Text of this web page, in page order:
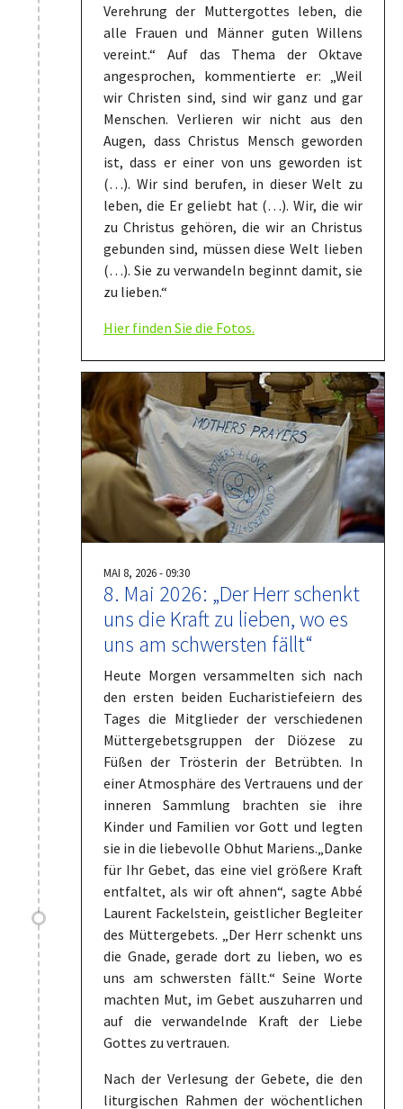
Verehrung der Muttergottes leben, die
alle Frauen und Männer guten Willens
vereint.“ Auf das Thema der Oktave
angesprochen, kommentierte er: „Weil
wir Christen sind, sind wir ganz und gar
Menschen. Verlieren wir nicht aus den
Augen, dass Christus Mensch geworden
ist, dass er einer von uns geworden ist
(…). Wir sind berufen, in dieser Welt zu
leben, die Er geliebt hat (…). Wir, die wir
zu Christus gehören, die wir an Christus
gebunden sind, müssen diese Welt lieben
(…). Sie zu verwandeln beginnt damit, sie
zu lieben.“
Hier finden Sie die Fotos.
MAI 8, 2026 - 09:30
8. Mai 2026: „Der Herr schenkt
uns die Kraft zu lieben, wo es
uns am schwersten fällt“
Heute Morgen versammelten sich nach
den ersten beiden Eucharistiefeiern des
Tages die Mitglieder der verschiedenen
Müttergebetsgruppen der Diözese zu
Füßen der Trösterin der Betrübten. In
einer Atmosphäre des Vertrauens und der
inneren Sammlung brachten sie ihre
Kinder und Familien vor Gott und legten
sie in die liebevolle Obhut Mariens.„Danke
für Ihr Gebet, das eine viel größere Kraft
entfaltet, als wir oft ahnen“, sagte Abbé
Laurent Fackelstein, geistlicher Begleiter
des Müttergebets. „Der Herr schenkt uns
die Gnade, gerade dort zu lieben, wo es
uns am schwersten fällt.“ Seine Worte
machten Mut, im Gebet auszuharren und
auf die verwandelnde Kraft der Liebe
Gottes zu vertrauen.
Nach der Verlesung der Gebete, die den
liturgischen Rahmen der wöchentlichen